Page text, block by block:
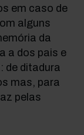
em caso de
alguns
da
a dos pais e
de ditadura
mas, para
pelas